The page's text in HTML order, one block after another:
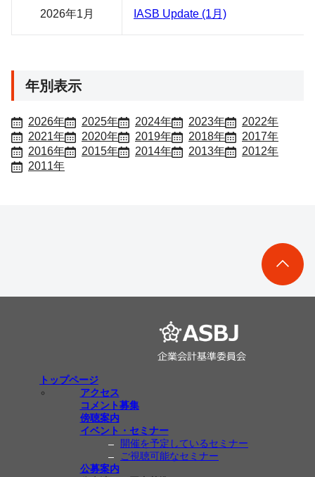
2026年1月 IASB Update (1月)
年別表示
2026年 2025年 2024年 2023年
2022年
2021年
2020年 2019年 2018年
2017年
2016年
2015年 2014年 2013年
2012年
2011年
トップページ
アクセス
コメント募集
傍聴案内
イベント・セミナー
開催を予定しているセミナー
ご視聴可能なセミナー
公募案内